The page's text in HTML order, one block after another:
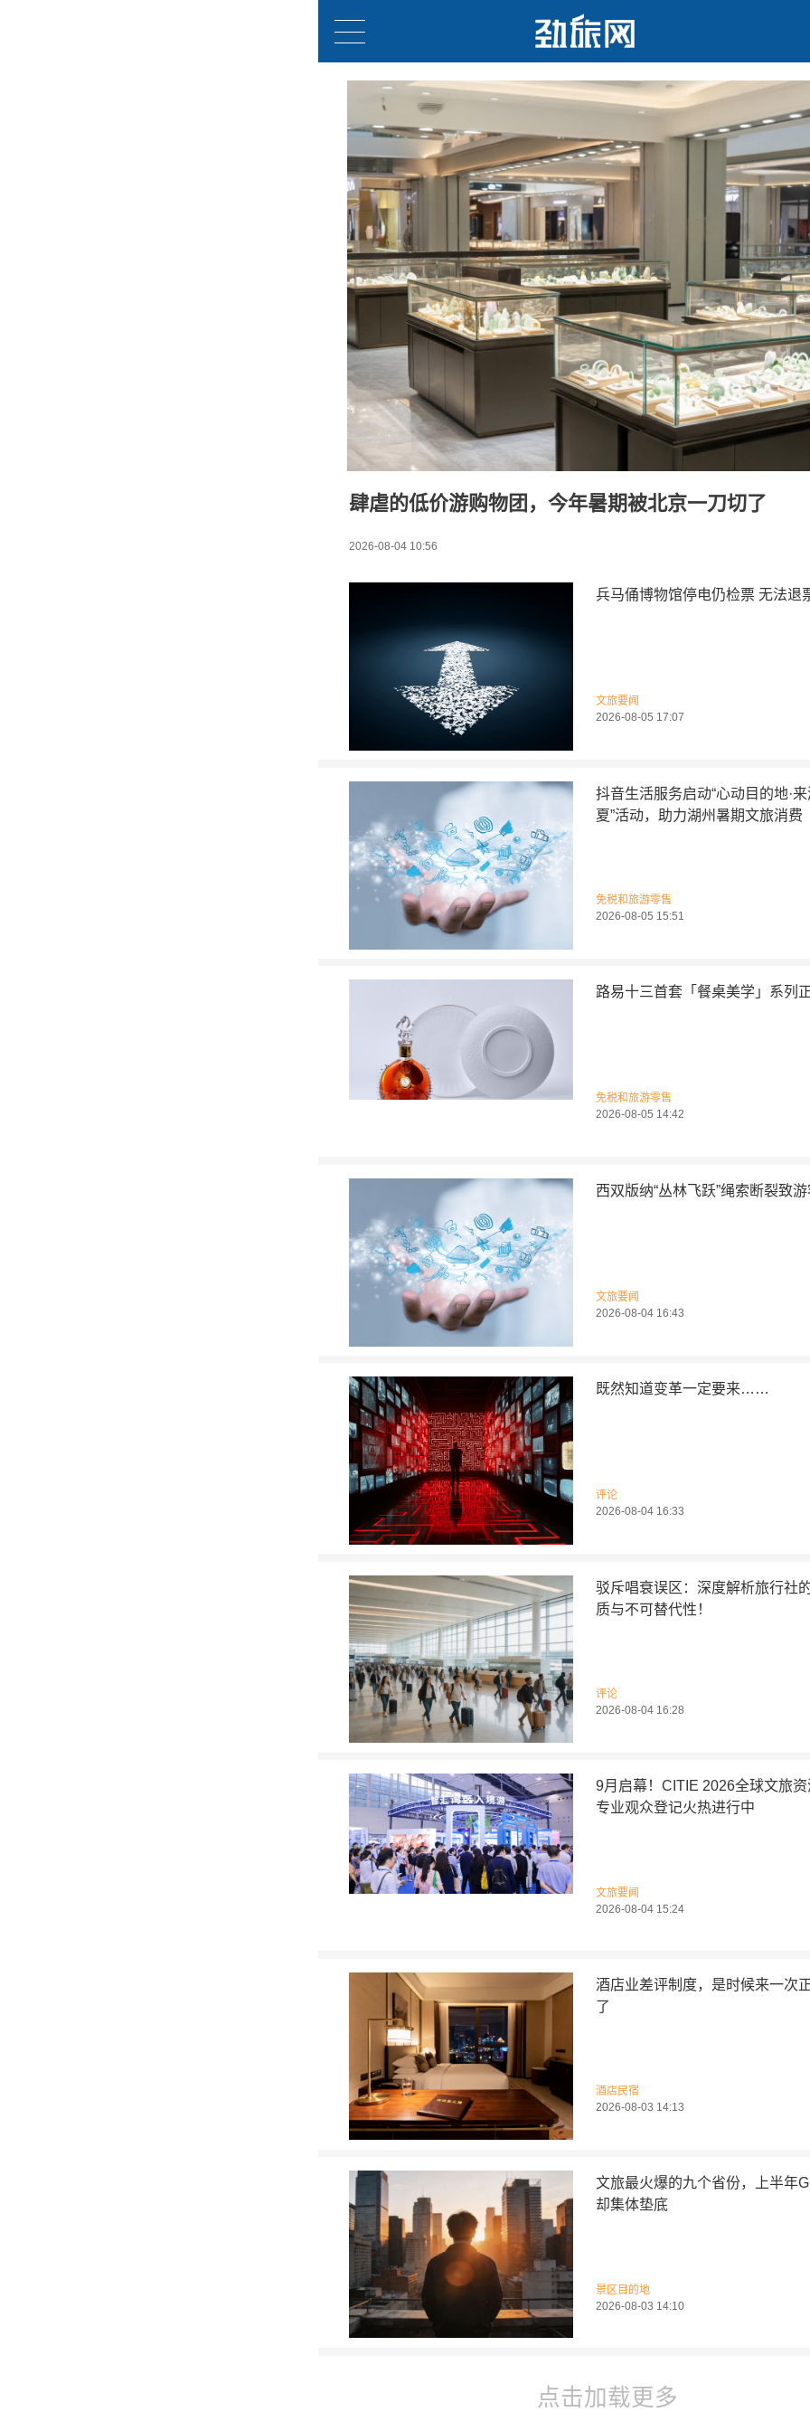
肆虐的低价游购物团，今年暑期被北京一刀切了
2026-08-04 10:56
兵马俑博物馆停电仍检票 无法退
文旅要闻
2026-08-05 17:07
抖音生活服务启动“心动目的地·
夏”活动，助力湖州暑期文旅消费
免税和旅游零售
2026-08-05 15:51
路易十三首套「餐桌美学」系列
免税和旅游零售
2026-08-05 14:42
西双版纳“丛林飞跃”绳索断裂致
文旅要闻
2026-08-04 16:43
既然知道变革一定要来……
评论
2026-08-04 16:33
驳斥唱衰误区：深度解析旅行社
质与不可替代性！
评论
2026-08-04 16:28
9月启幕！CITIE 2026全球文旅
专业观众登记火热进行中
文旅要闻
2026-08-04 15:24
酒店业差评制度，是时候来一次
了
酒店民宿
2026-08-03 14:13
文旅最火爆的九个省份，上半年
却集体垫底
景区目的地
2026-08-03 14:10
点击加载更多